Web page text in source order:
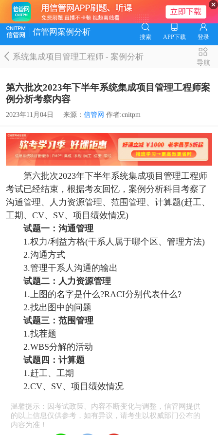
信管网案例分析
搜索 APP下载 登录
系统集成项目管理工程师- 案例分析
导航
第六批次2023年下半年系统集成项目管理工程师案
例分析考察内容
2023年11月04日 来源： 信管网 作者:cnitpm
第六批次2023年下半年系统集成项目管理工程师
考试已经结束，根据考友回忆，案例分析科目考察了
沟通管理、人力资源管理、范围管理、计算题(赶工、
工期、CV、SV、项目绩效情况)
试题一：沟通管理
1.权力/利益方格(干系人属于哪个区、管理方法)
2.沟通方式
3.管理干系人沟通的输出
试题二：人力资源管理
1.上图的名字是什么?RACI分别代表什么?
2.找出图中的问题
试题三：范围管理
1.找茬题
2.WBS分解的活动
试题四：计算题
1.赶工、工期
2.CV、SV、项目绩效情况
温馨提示：因考试政策、内容不断变化与调整，信管网提供
的以上信息仅供参考，如有异议，请考生以权威部门公布的
内容为准！